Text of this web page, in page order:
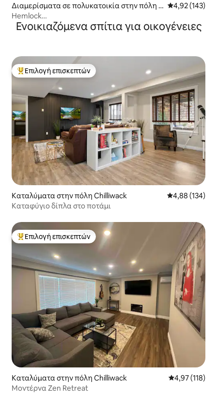
Διαμερίσματα σε πολυκατοικία στην πόλη A
gassiz
Μέση
4,92 (143)
Hemlock
Escape*Χαλάρωση*Υδρομασάζ*Θέα*Πεζοπορία
Ενοικιαζόμενα σπίτια για οικογένειες
Κορυφαία επιλογή επισκεπτών
Επιλογή επισκεπτών
Καταλύματα στην πόλη Chilliwack Μέση
4,88 (134)
Καταφύγιο δίπλα στο ποτάμι
Κορυφαία επιλογή επισκεπτών
Επιλογή επισκεπτών
Καταλύματα στην πόλη Chilliwack Μέση
4,97 (118)
Μοντέρνα Zen Retreat